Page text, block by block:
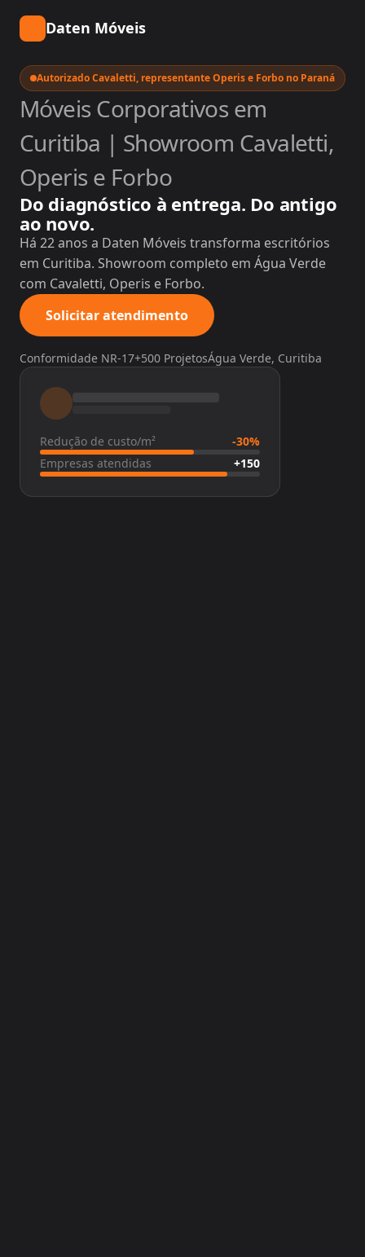
Daten Móveis
Autorizado Cavaletti, representante Operis e Forbo no Paraná
Móveis Corporativos em
Curitiba | Showroom Cavaletti,
Operis e Forbo
Do diagnóstico à entrega. Do antigo
ao novo.
Há 22 anos a Daten Móveis transforma escritórios
em Curitiba. Showroom completo em Água Verde
com Cavaletti, Operis e Forbo.
Solicitar atendimento
Conformidade NR-17+500 ProjetosÁgua Verde, Curitiba
Redução de custo/m²
-30%
Empresas atendidas
+150